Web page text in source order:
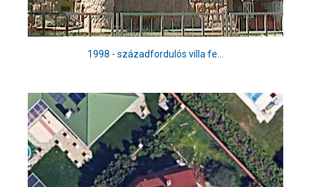
1998 - századfordulós villa fe...